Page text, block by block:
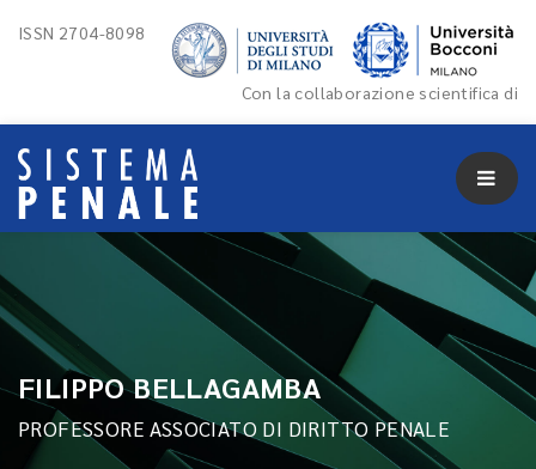
ISSN 2704-8098
Con la collaborazione scientifica di
FILIPPO BELLAGAMBA
PROFESSORE ASSOCIATO DI DIRITTO PENALE